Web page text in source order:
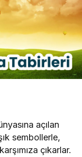
açılan
sembollerle,
çıkarlar.